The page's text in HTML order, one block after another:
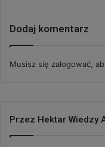
Dodaj komentarz
Musisz się zalogować,
Przez Hektar Wiedzy